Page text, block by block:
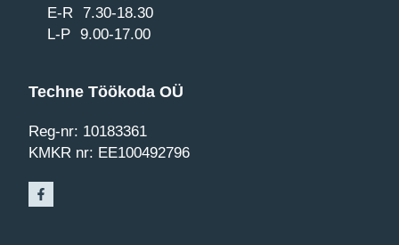
E-R 7.30-18.30
L-P 9.00-17.00
Techne Töökoda OÜ
Reg-nr: 10183361
KMKR nr: EE100492796